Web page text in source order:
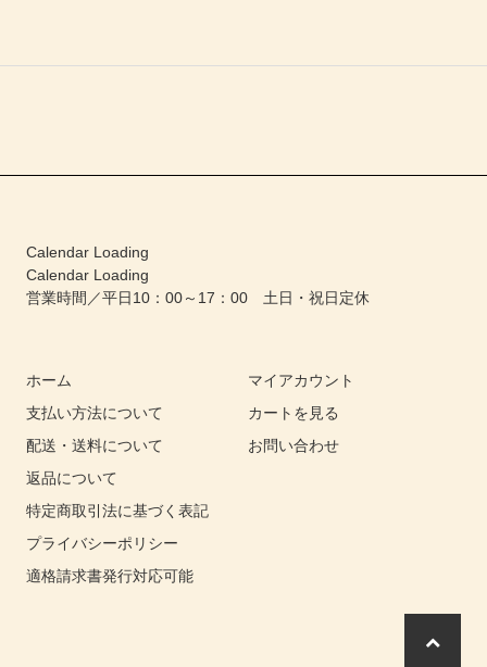
Calendar Loading
Calendar Loading
営業時間／平日10：00～17：00 土日・祝日定休
ホーム
支払い方法について
配送・送料について
返品について
特定商取引法に基づく表記
プライバシーポリシー
適格請求書発行対応可能
マイアカウント
カートを見る
お問い合わせ